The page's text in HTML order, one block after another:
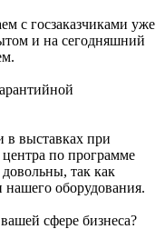
с госзаказчиками уже
и на сегодняшний
в выставках при
по программе
так как
оборудования.
сфере бизнеса?